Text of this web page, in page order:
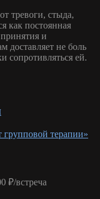
тревоги, стыда,
как постоянная
и
доставляет не боль
сопротивляться ей.
₽/встреча